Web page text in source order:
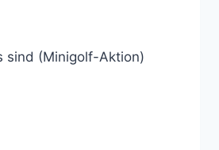
sind (Minigolf-Aktion)